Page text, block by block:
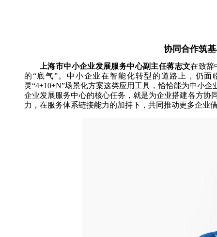
协同合作筑
上海市中小企业发展服务中心副主任蒋志文在致辞
的“底气”。中小企业在智能化转型的道路上，仍
灵“4+10+N”场景化方案这类应用工具，恰恰能为中小
企业发展服务中心的核心任务，就是为企业搭建各方协
力，在服务体系链接能力的加持下，共同推动更多企业